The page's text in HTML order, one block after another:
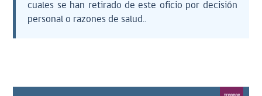
cuales se han retirado de este oficio por decisión
personal o razones de salud..